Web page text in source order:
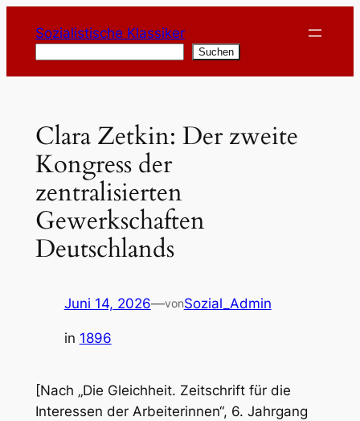
Inhalt
springen
Sozialistische Klassiker
Suchen
Clara Zetkin: Der zweite
Kongress der
zentralisierten
Gewerkschaften
Deutschlands
Juni 14, 2026—vonSozial_Admin
in 1896
[Nach „Die Gleichheit. Zeitschrift für die
Interessen der Arbeiterinnen“, 6. Jahrgang